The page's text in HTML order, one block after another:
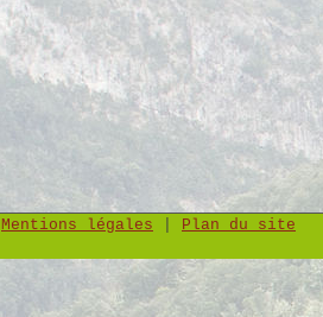
Mentions légales
Plan du site